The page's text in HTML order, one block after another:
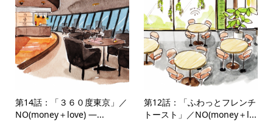
第14話：「３６０度東京」／
NO(money＋love) —...
第12話：「ふわっとフレンチ
トースト」／NO(money＋l...